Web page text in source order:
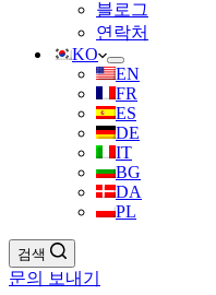
블로그
연락처
KO
EN
FR
ES
DE
IT
BG
DA
PL
검색
문의 보내기